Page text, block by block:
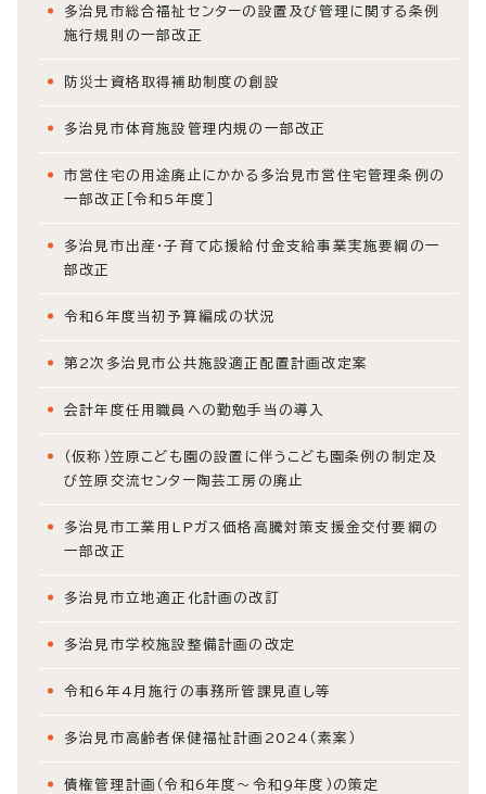
多治見市総合福祉センターの設置及び管理に関する条例
施行規則の一部改正
防災士資格取得補助制度の創設
多治見市体育施設管理内規の一部改正
市営住宅の用途廃止にかかる多治見市営住宅管理条例の
一部改正［令和5年度］
多治見市出産・子育て応援給付金支給事業実施要綱の一
部改正
令和6年度当初予算編成の状況
第2次多治見市公共施設適正配置計画改定案
会計年度任用職員への勤勉手当の導入
（仮称）笠原こども園の設置に伴うこども園条例の制定及
び笠原交流センター陶芸工房の廃止
多治見市工業用LPガス価格高騰対策支援金交付要綱の
一部改正
多治見市立地適正化計画の改訂
多治見市学校施設整備計画の改定
令和6年4月施行の事務所管課見直し等
多治見市高齢者保健福祉計画2024（素案）
債権管理計画（令和6年度～令和9年度）の策定